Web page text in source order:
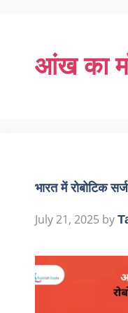
आंख का
भारत में रोबोटिक
July 21, 2025 by